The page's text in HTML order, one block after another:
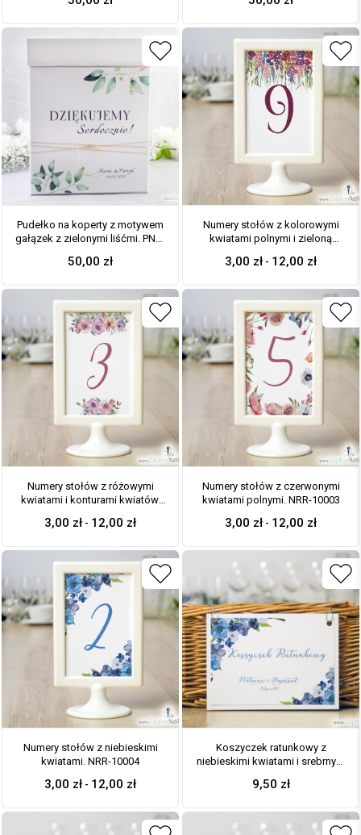
06
Pudełko na koperty z motywem
gałązek z zielonymi liśćmi. PNK-
50,00 zł
Numery stołów z kolorowymi
kwiatami polnymi i zieloną
3,00 zł- 12,00 zł
Numery stołów z różowymi
kwiatami i konturami kwiatów.
3,00 zł- 12,00 zł
Numery stołów z czerwonymi
kwiatami polnymi. NRR-10003
3,00 zł- 12,00 zł
Numery stołów z niebieskimi
kwiatami. NRR-10004
3,00 zł- 12,00 zł
Koszyczek ratunkowy z
niebieskimi kwiatami i srebrnym
9,50 zł